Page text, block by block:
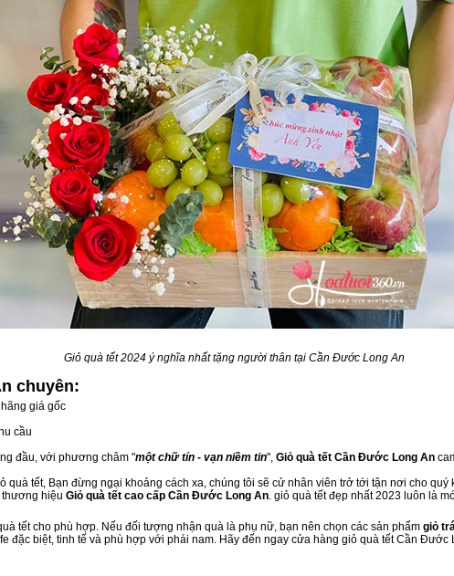
Giỏ quà tết 2024 ý nghĩa nhất tặng người thân tại Cần Đước Long An
chuyên:
giá gốc
cầu
đầu, với phương châm "một chữ tín - vạn niềm tin", Giỏ quà tết Cần Đước Long An
quà tết, Bạn đừng ngại khoảng cách xa, chúng tôi sẽ cử nhân viên trở tới tận nơi cho
thương hiệu Giỏ quà tết cao cấp Cần Đước Long An. giỏ quà tết đẹp nhất 2023 luôn là
tết cho phù hợp. Nếu đối tượng nhận quà là phụ nữ, bạn nên chọn các sản phẩm giỏ
đặc biệt, tinh tế và phù hợp với phái nam. Hãy đến ngay cửa hàng giỏ quà tết Cần